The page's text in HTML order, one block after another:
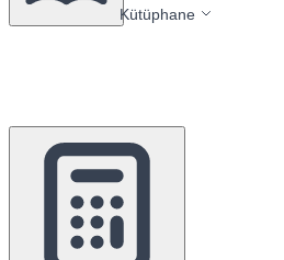
Kütüphane